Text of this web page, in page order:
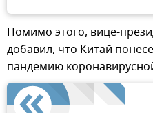
Помимо этого, вице-
добавил, что Китай
пандемию